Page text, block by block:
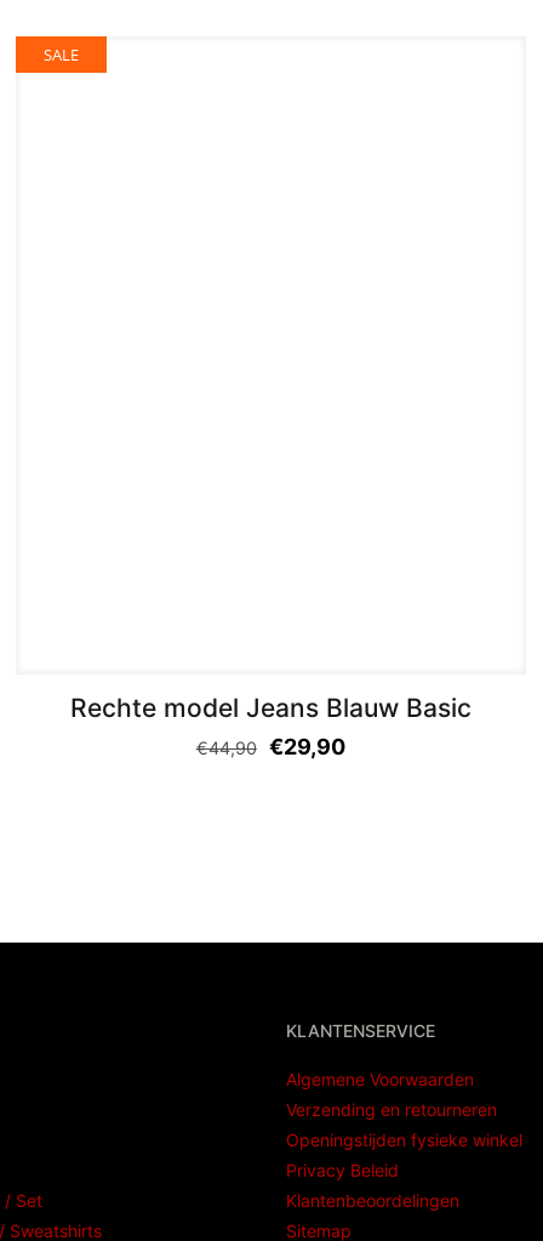
SALE
Rechte model Jeans Blauw Basic
€44,90 €29,90
/ Set
Sweatshirts
KLANTENSERVICE
Algemene Voorwaarden
Verzending en retourneren
Openingstijden fysieke winkel
Privacy Beleid
Klantenbeoordelingen
Sitemap